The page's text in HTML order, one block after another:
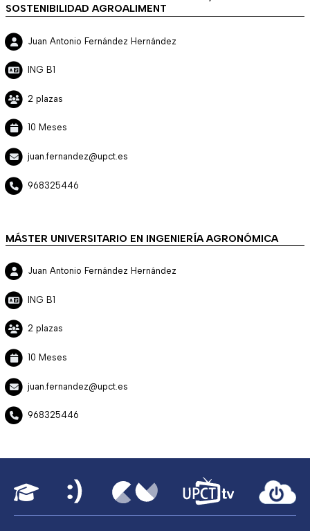
SOSTENIBILIDAD AGROALIMENT
Juan Antonio Fernández Hernández
ING B1
2 plazas
10 Meses
juan.fernandez@upct.es
968325446
MÁSTER UNIVERSITARIO EN INGENIERÍA AGRONÓMICA
Juan Antonio Fernández Hernández
ING B1
2 plazas
10 Meses
juan.fernandez@upct.es
968325446